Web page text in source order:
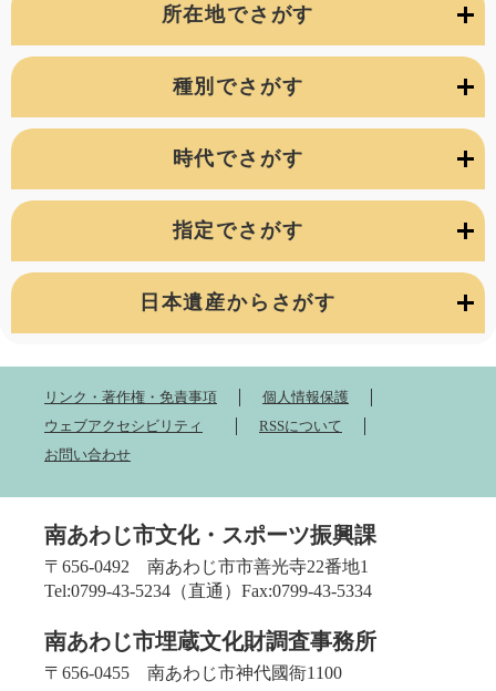
所在地でさがす
種別でさがす
時代でさがす
指定でさがす
日本遺産からさがす
リンク・著作権・免責事項
個人情報保護
ウェブアクセシビリティ
RSSについて
お問い合わせ
南あわじ市文化・スポーツ振興課
〒656-0492 南あわじ市市善光寺22番地1
Tel:0799-43-5234（直通）Fax:0799-43-5334
南あわじ市埋蔵文化財調査事務所
〒656-0455 南あわじ市神代國衙1100